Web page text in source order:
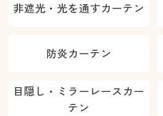
非遮光・光を通すカーテン
防炎カーテン
目隠し・ミラーレースカー
テン